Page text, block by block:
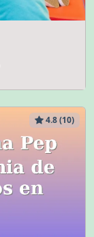
4.8 (10)